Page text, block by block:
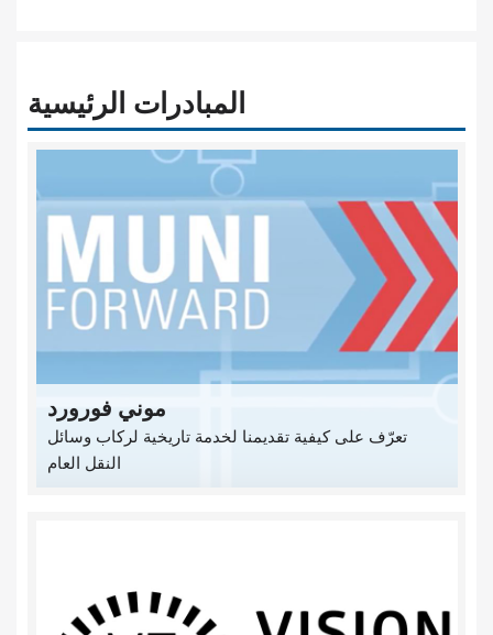
المبادرات الرئيسية
موني فورورد
تعرّف على كيفية تقديمنا لخدمة تاريخية لركاب وسائل
النقل العام